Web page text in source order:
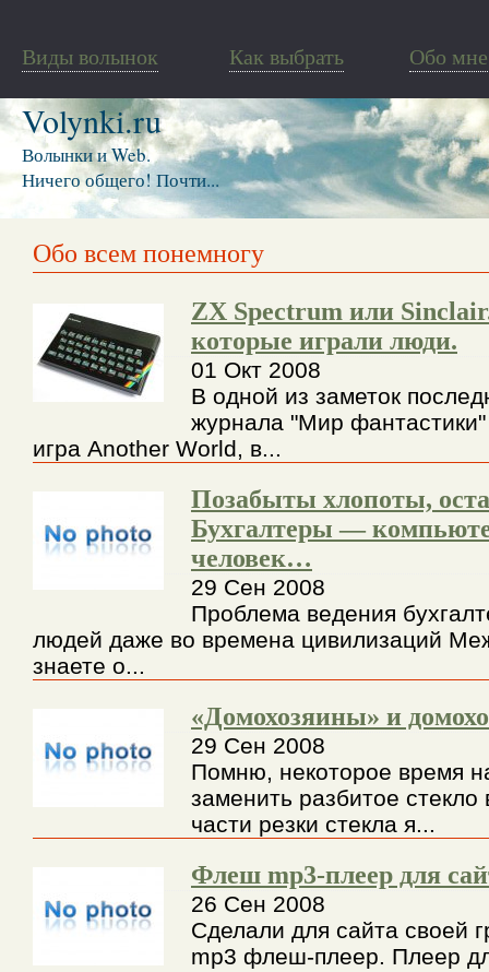
Виды волынок Как выбрать Обо мне
Volynki.ru
Волынки и Web.
Ничего общего! Почти...
Обо всем понемногу
ZX Spectrum или
которые играли люди.
01 Окт 2008
В одной из заметок
журнала "Мир
игра Another World, в...
Позабыты хлопоты,
Бухгалтеры —
человек…
29 Сен 2008
Проблема ведения
людей даже во времена цивилизаций
знаете о...
«Домохозяины» и
29 Сен 2008
Помню, некоторое время
заменить разбитое
части резки стекла я...
Флеш mp3-плеер для
26 Сен 2008
Сделали для сайта своей
mp3 флеш-плеер. Плеер